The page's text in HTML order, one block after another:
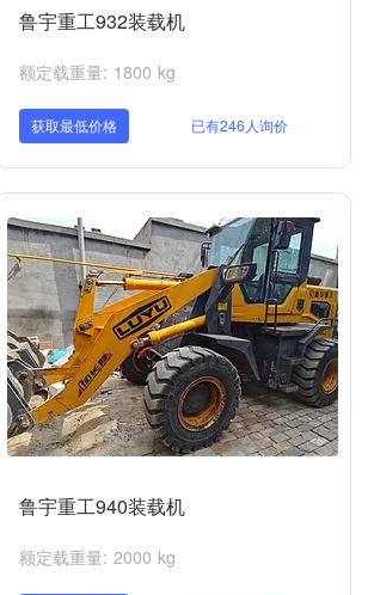
鲁宇重工932装载机
额定载重量: 1800 kg
获取最低价格 已有246人询价
鲁宇重工940装载机
额定载重量: 2000 kg